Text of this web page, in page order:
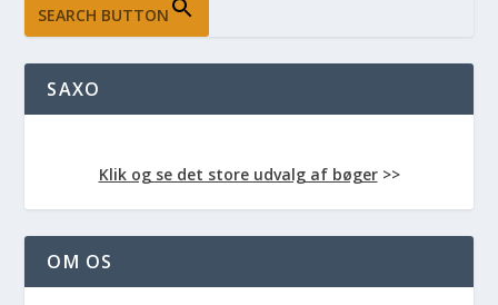
SEARCH BUTTON
SAXO
Klik og se det store udvalg af bøger>>
OM OS